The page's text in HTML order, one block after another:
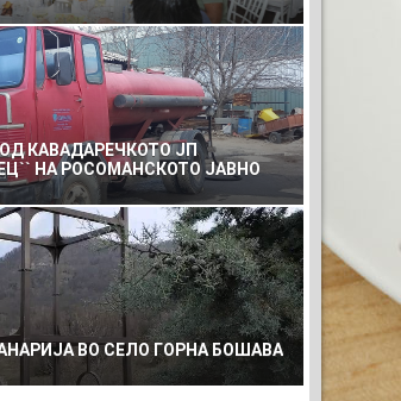
РЕКЛАМА
КАВАДАРЕЧКОТО ЈП
НА РОСОМАНСКОТО ЈАВНО
ЗА КОМУНАЛНО УСЛУГИ
ВО СЕЛО ГОРНА БОШАВА